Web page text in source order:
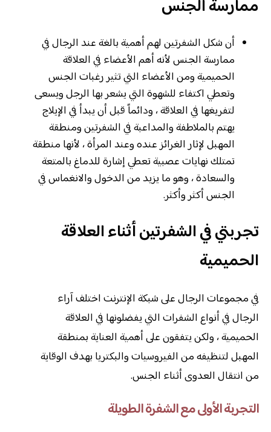
ممارسة الجنس
أن شكل الشفرتين لهم أهمية بالغة عند الرجال في
ممارسة الجنس لأنه أهم الأعضاء في العلاقة
الحميمية ومن الأعضاء التي تثير رغبات الجنس
وتعطي اكتفاء للشهوة التي يشعر بها الرجل ويسعى
لتفريغها في العلاقة ، ودائماً قبل أن يبدأ في الإيلاج
يهتم بالملاطفة والمداعبة في الشفرتين ومنطقة
المهبل لإثار الغرائز عنده وعند المرأة ، لأنها منطقة
تمتلك نهايات عصبية تعطي إشارة للدماغ بالمتعة
والسعادة ، وهو ما يزيد من الدخول والانغماس في
الجنس أكثر وأكثر.
تجربتي في الشفرتين أثناء العلاقة
الحميمية
في مجموعات الرجال على شبكة الإنترنت اختلف آراء
الرجال في أنواع الشفرات التي يفضلونها في العلاقة
الحميمية ، ولكن يتفقون على أهمية العناية بمنطقة
المهبل لتنظيفه من الفيروسيات والبكتريا بهدف الوقاية
من انتقال العدوى أثناء الجنس.
التجربة الأولى مع الشفرة الطويلة